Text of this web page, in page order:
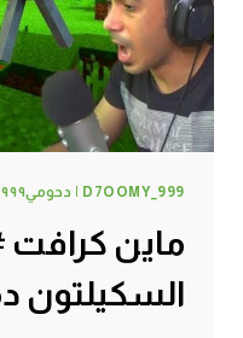
D7OOMY_999 | دحومي٩٩٩
السكيلتون